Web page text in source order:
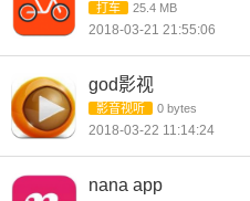
打车 25.4 MB
2018-03-21 21:55:06
god影视
影音视听 0 bytes
2018-03-22 11:14:24
nana app